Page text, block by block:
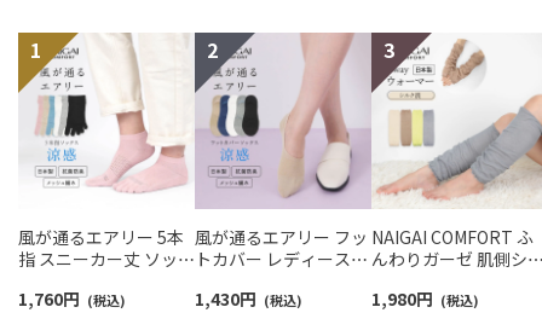
風が通るエアリー 5本
指 スニーカー丈 ソック
抗菌防臭 NAIGAI
1,760円 (税込)
風が通るエアリー フッ
トカバー レディース
03022420
1,430円 (税込)
NAIGAI COMFORT ふ
んわりガーゼ 肌側シ
ームウォーマー 日本
1,980円 (税込)